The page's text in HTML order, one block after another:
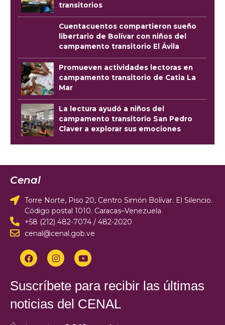
transitorios
Cuentacuentos compartieron sueño
libertario de Bolívar con niños del
campamento transitorio El Ávila
Promueven actividades lectoras en
campamento transitorio de Catia La
Mar
La lectura ayudó a niños del
campamento transitorio San Pedro
Claver a explorar sus emociones
Cenal
Torre Norte, Piso 20, Centro Simón Bolívar. El Silencio.
Código postal 1010. Caracas–Venezuela
+58 (212) 482-7074 / 482-2020
cenal@cenal.gob.ve
Suscríbete para recibir las últimas
noticias del CENAL